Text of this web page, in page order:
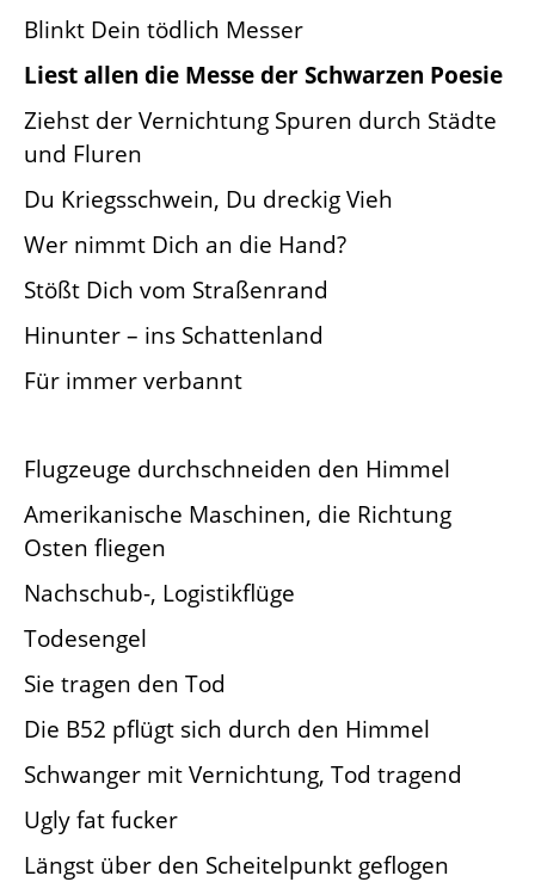
Blinkt Dein tödlich Messer
Liest allen die Messe der Schwarzen Poesie
Ziehst der Vernichtung Spuren durch Städte
und Fluren
Du Kriegsschwein, Du dreckig Vieh
Wer nimmt Dich an die Hand?
Stößt Dich vom Straßenrand
Hinunter – ins Schattenland
Für immer verbannt
Flugzeuge durchschneiden den Himmel
Amerikanische Maschinen, die Richtung
Osten fliegen
Nachschub-, Logistikflüge
Todesengel
Sie tragen den Tod
Die B52 pflügt sich durch den Himmel
Schwanger mit Vernichtung, Tod tragend
Ugly fat fucker
Längst über den Scheitelpunkt geflogen